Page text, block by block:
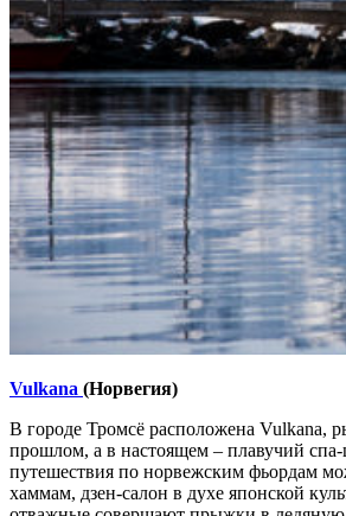
Vulkana (Норвегия)
В городе Тромсё расположена Vulkana,
прошлом, а в настоящем – плавучий
путешествия по норвежским фьордам
хаммам, дзен-салон в духе японской